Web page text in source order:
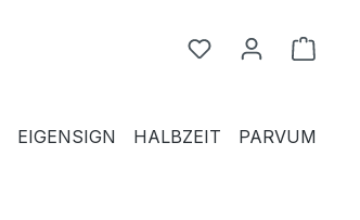
Du hast 0
EIGENSIGN HALBZEIT PARVUM